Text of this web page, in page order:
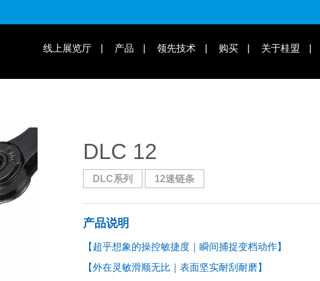
关于桂盟
购买
领先技术
产品
线上展览厅适用车款
操作教学 | 知识库 常见问题
DLC 12
DLC系列 12速链条
产品说明
【超乎想象的操控敏捷度｜瞬间捕捉变档动作】
【外在灵敏滑顺无比｜表面坚实耐刮耐磨】